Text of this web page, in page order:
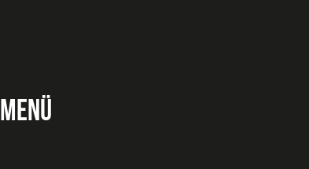
Menü